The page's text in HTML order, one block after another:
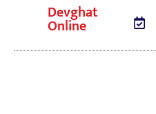
Devghat
Online